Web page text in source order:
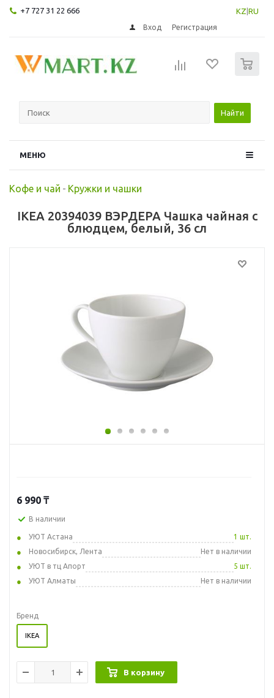
+7 727 31 22 666 KZ RU
Вход Регистрация
Найти
МЕНЮ
Кофе и чай - Кружки и чашки
IKEA 20394039 ВЭРДЕРА Чашка чайная с
блюдцем, белый, 36 сл
6 990 ₸
В наличии
УЮТ Астана
1 шт.
Новосибирск, Лента
Нет в наличии
УЮТ в тц Апорт
5 шт.
УЮТ Алматы
Нет в наличии
Бренд
IKEA
В корзину